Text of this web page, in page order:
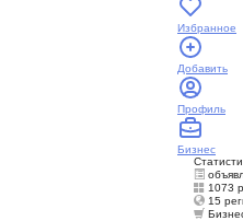
Избранное
Добавить
Профиль
Бизнес
1073
15